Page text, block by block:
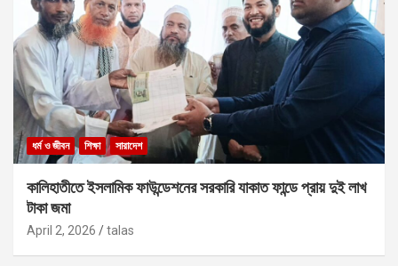
ধর্ম ও জীবন শিক্ষা সারাদেশ
কালিহাতীতে ইসলামিক ফাউন্ডেশনের সরকারি যাকাত ফান্ডে প্রায় দুই লাখ
টাকা জমা
April 2, 2026 talas